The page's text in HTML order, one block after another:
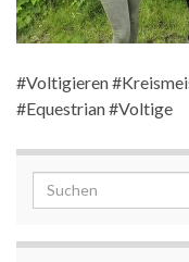
#Voltigieren
#Equestrian #Voltige
Search for: